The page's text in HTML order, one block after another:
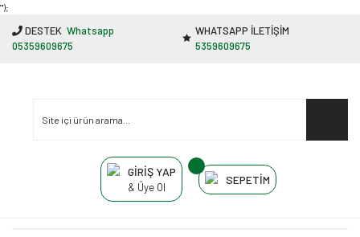
"');
DESTEK Whatsapp
05359609675
WHATSAPP İLETİŞİM
5359609675
GİRİŞ YAP
& Üye Ol
SEPETİM